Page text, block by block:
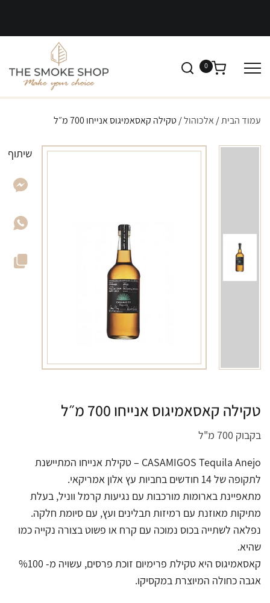
0
עמוד הבית/ אלכוהול/ טקילה קאסאמיגוס אנייחו 700 מ״ל
טקילה קאסאמיגוס אנייחו 700 מ״ל
בקבוק 700 מ"ל
CASAMIGOS Tequila Anejo – טקילת אנייחו המתיישנת
לתקופה של 14 חודשים בחביות עץ אלון אמריקאי.
מתאפיינת בארומות מורכבות עם נגיעות קרמל ווניל, בעלת
מתיקות מאוזנת עם רמיזות תבלינים ועץ, עם סיומת חלקה.
נפלאה לשתייה בכוס נמוכה עם קרח או פשוט בצורה נקייה כמו
שהיא.
קאסאמיגוס היא טקילת פרימיום זוכת פרסים, עשויה מ- %100
אגבה כחולה המיוצרת במקסיקו.
שיתוף